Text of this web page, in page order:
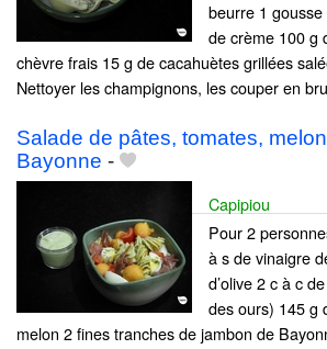
beurre 1 gousse
de crème 100 g
chèvre frais 15 g de cacahuètes grillées
Nettoyer les champignons, les couper en
Salade de pâtes, tomates,
Bayonne -
Capipiou
Pour 2
à s de vinaigre
d’olive 2 c à c
des ours) 145 g
melon 2 fines tranches de jambon de